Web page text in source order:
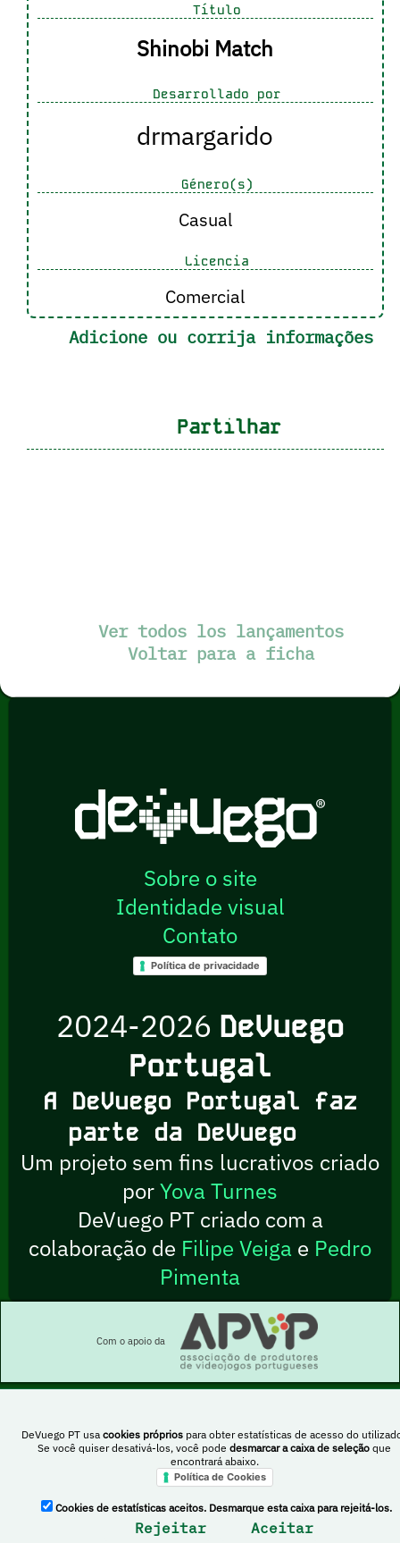
Título
Shinobi Match
Desarrollado por
drmargarido
Género(s)
Casual
Licencia
Comercial
Adicione ou corrija informações
Partilhar
Ver todos los lançamentos
Voltar para a ficha
DeVuego PT usa cookies própriospara obter estatísticas de acesso do
Se você quiser desativá-los, você pode desmarcar a caixa de seleção que
encontrará abaixo.
Política de Cookies
Cookies de estatísticas aceitos. Desmarque esta caixa para rejeitá-los.
Rejeitar Aceitar
Sobre o site
Identidade visual
Contato
Política de privacidade
2024-2026 DeVuego
Portugal
A DeVuego Portugal faz
parte da DeVuego
Um projeto sem fins lucrativos criado
porYova Turnes
DeVuego PT criado com a
colaboração de Filipe Veiga e Pedro
Pimenta
Com o apoio da
Esta obra está sob uma licença Creative Commons Atribuição-NãoComercial-
PartilhaIgual 4.0 Internacional
DeVuego Espanha
DeVuego LATAM
DeVuego Portugal